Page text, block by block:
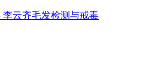
李云齐毛发检测与戒毒